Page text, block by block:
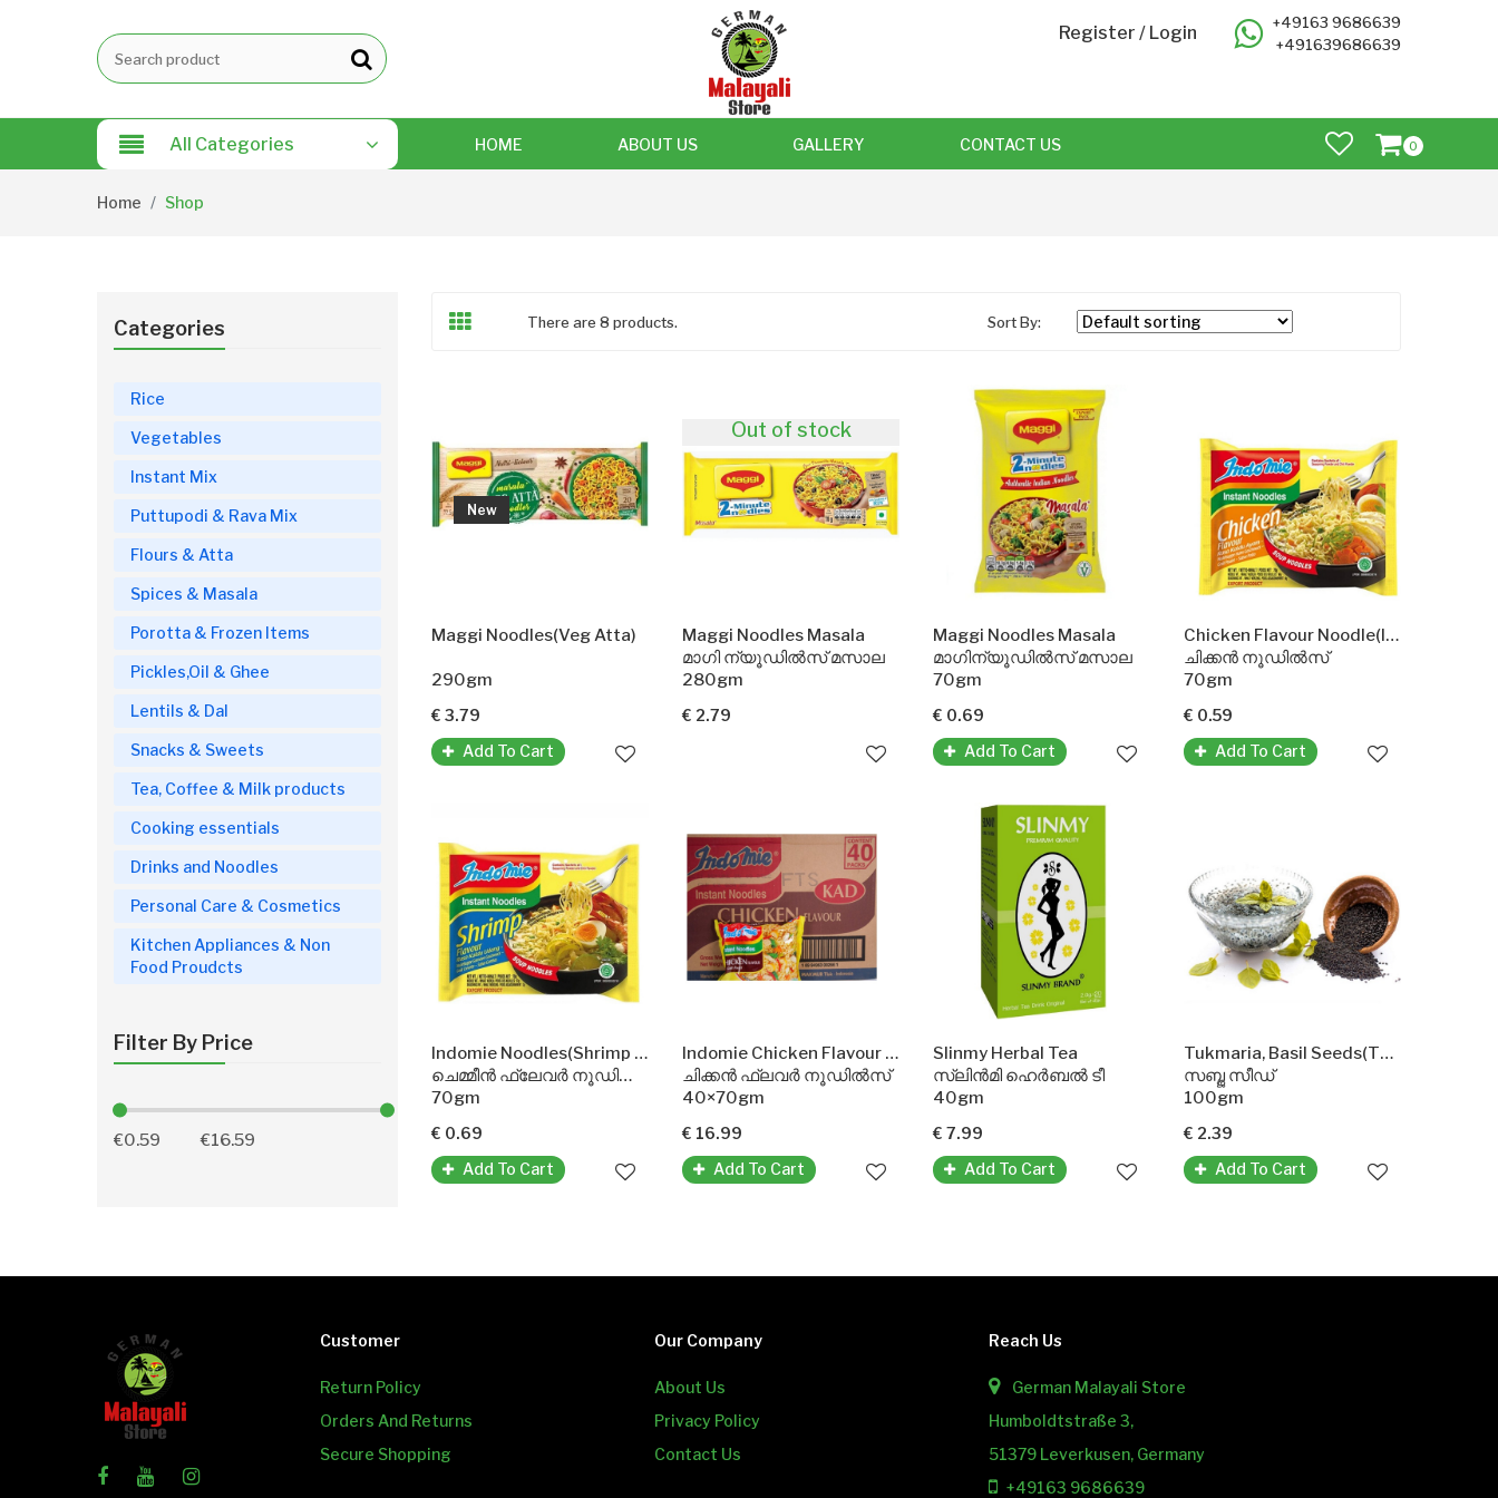
Register / Login
+49163 9686639
+491639686639
All Categories HOME ABOUT US GALLERY CONTACT US 0
Home Shop
Categories
Rice
Vegetables
Instant Mix
Puttupodi & Rava Mix
Flours & Atta
Spices & Masala
Porotta & Frozen Items
Pickles,Oil & Ghee
Lentils & Dal
Snacks & Sweets
Tea, Coffee & Milk products
Cooking essentials
Drinks and Noodles
Personal Care & Cosmetics
Kitchen Appliances & Non
Food Proudcts
Filter By Price
There are 8 products. Sort By:
New
Maggi Noodles(Veg Atta)
290gm
€ 3.79
Add To Cart
Maggi Noodles Masala
മാഗി ന്യൂഡിൽസ് മസാല
280gm
€ 2.79
Out of stock
Maggi Noodles Masala
മാഗിന്യൂഡിൽസ് മസാല
70gm
€ 0.69
Add To Cart
Chicken Flavour Noodle(Indomie)
ചിക്കൻ നൂഡിൽസ്
70gm
€ 0.59
Add To Cart
Indomie Noodles(Shrimp Flavour)
ചെമ്മീൻ ഫ്ലേവർ നൂഡിൽസ്
70gm
€ 0.69
Add To Cart
Indomie Chicken Flavour Noodles
ചിക്കൻ ഫ്ലവർ നൂഡിൽസ്
40×70gm
€ 16.99
Add To Cart
Slinmy Herbal Tea
സ്ലിൻമി ഹെർബൽ ടീ
40gm
€ 7.99
Add To Cart
Tukmaria, Basil Seeds(TRS)
സബ്ജ സീഡ്
100gm
€ 2.39
Add To Cart
Customer
Return Policy
Orders And Returns
Secure Shopping
Our Company
About Us
Privacy Policy
Contact Us
Reach Us
German Malayali Store
Humboldtstraße 3,
51379 Leverkusen, Germany
+49163 9686639